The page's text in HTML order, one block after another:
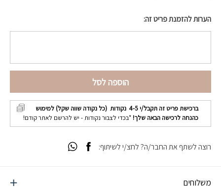
הערות להזמנת פריט זה:
הוספה לסל
ברכישת פריט זה תקבל/י 4-5 נקודות (כל נקודה שווה שקל) למימוש
כהנחה לרכישה הבאה שלך! *בכדי לצבור נקודות - יש להרשם לאתר קודם!
משלוחים
רוצה לשתף את החבר/ה? לחצ/י לשיתוף: